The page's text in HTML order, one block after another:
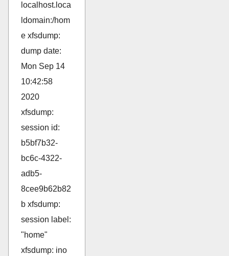
localhost.loca
ldomain:/hom
e xfsdump:
dump date:
Mon Sep 14
10:42:58
2020
xfsdump:
session id:
b5bf7b32-
bc6c-4322-
adb5-
8cee9b62b82
b xfsdump:
session label:
"home"
xfsdump: ino